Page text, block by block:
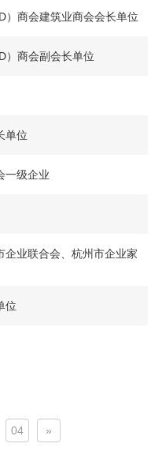
）商会建筑业商会会长单位
）商会副会长单位
单位
一级企业
企业联合会、杭州市企业家
位
04 »